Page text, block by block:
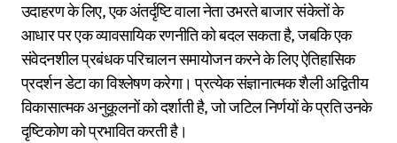
उदाहरण के लिए, एक अंतर्दृष्टि वाला नेता उभरते बाजार संकेतों के
आधार पर एक व्यावसायिक रणनीति को बदल सकता है, जबकि एक
संवेदनशील प्रबंधक परिचालन समायोजन करने के लिए ऐतिहासिक
प्रदर्शन डेटा का विश्लेषण करेगा। प्रत्येक संज्ञानात्मक शैली अद्वितीय
विकासात्मक अनुकूलनों को दर्शाती है, जो जटिल निर्णयों के प्रति उनके
दृष्टिकोण को प्रभावित करती है।